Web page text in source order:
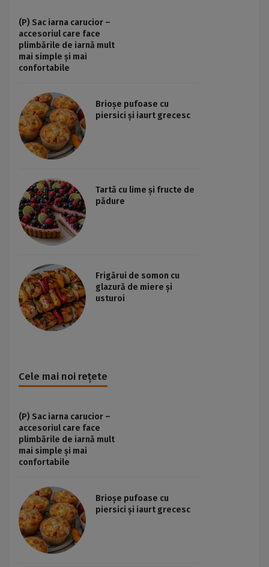
(P) Sac iarna carucior –
accesoriul care face
plimbările de iarnă mult
mai simple și mai
confortabile
Brioșe pufoase cu
piersici și iaurt grecesc
Tartă cu lime și fructe de
pădure
Frigărui de somon cu
glazură de miere și
usturoi
Cele mai noi rețete
(P) Sac iarna carucior –
accesoriul care face
plimbările de iarnă mult
mai simple și mai
confortabile
Brioșe pufoase cu
piersici și iaurt grecesc